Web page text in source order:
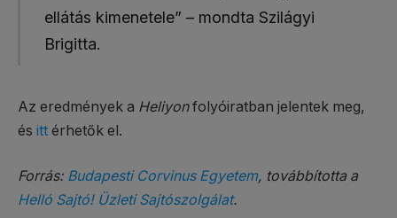
ellátás kimenetele” – mondta Szilágyi
Brigitta.
Az eredmények a Heliyonfolyóiratban jelentek meg,
és itt érhetők el.
Forrás: Budapesti Corvinus Egyetem, továbbította a
Helló Sajtó! Üzleti Sajtószolgálat.